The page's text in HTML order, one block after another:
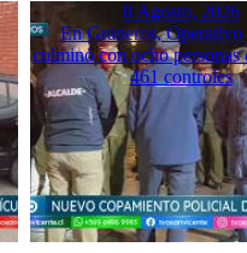
8 Agosto, 2026
En Graneros,
culminó con ocho personas
461 controles